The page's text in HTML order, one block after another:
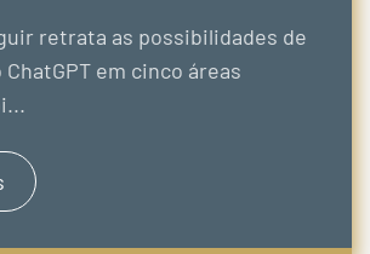
retrata as possibilidades de
em cinco áreas